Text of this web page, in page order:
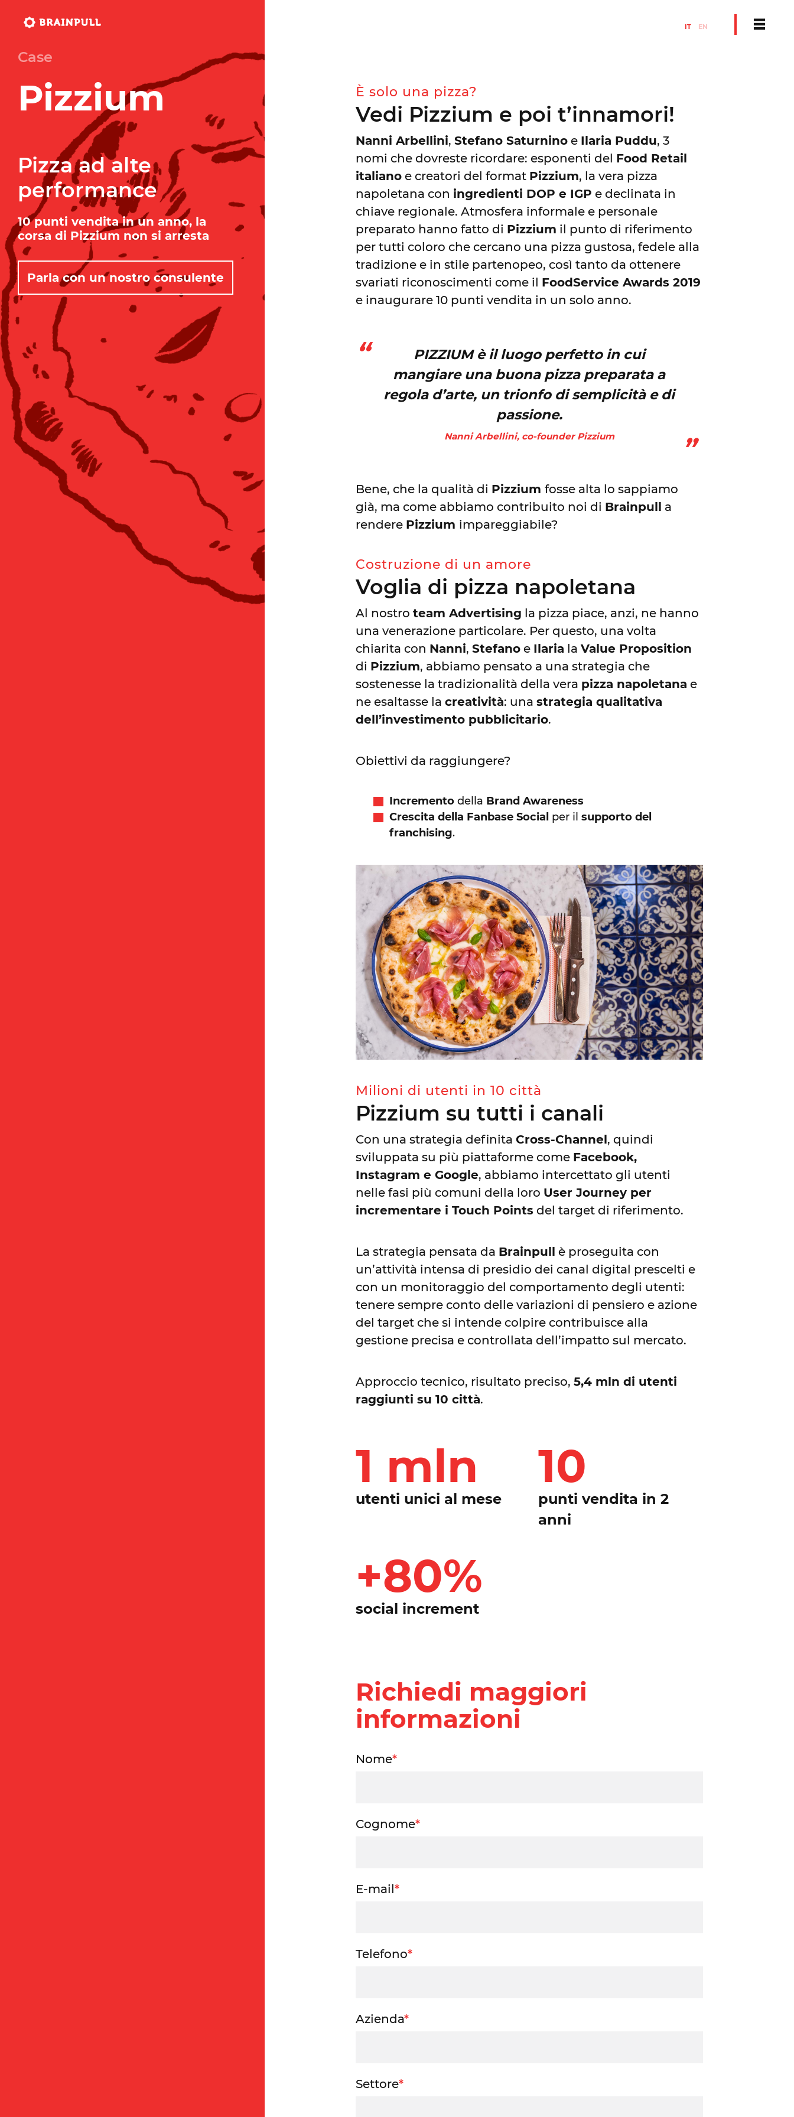
IT EN
Case
Pizzium
Pizza ad alte
performance
10 punti vendita in un anno, la
corsa di Pizzium non si arresta
Parla con un nostro consulente
È solo una pizza?
Vedi Pizzium e poi t’innamori!
Nanni Arbellini,Stefano Saturnino e Ilaria Puddu, 3
nomi che dovreste ricordare: esponenti del Food Retail
italiano e creatori del format Pizzium, la vera pizza
napoletana con ingredienti DOP e IGP e declinata in
chiave regionale. Atmosfera informale e personale
preparato hanno fatto di Pizzium il punto di riferimento
per tutti coloro che cercano una pizza gustosa, fedele alla
tradizione e in stile partenopeo, così tanto da ottenere
svariati riconoscimenti come il FoodService Awards 2019
e inaugurare 10 punti vendita in un solo anno.
PIZZIUM è il luogo perfetto in cui
mangiare una buona pizza preparata a
regola d’arte, un trionfo di semplicità e di
passione.
Nanni Arbellini, co-founder Pizzium
Bene, che la qualità di Pizziumfosse alta lo sappiamo
già, ma come abbiamo contribuito noi di Brainpull a
rendere Pizzium impareggiabile?
Costruzione di un amore
Voglia di pizza napoletana
Al nostroteam Advertising la pizza piace, anzi, ne hanno
una venerazione particolare. Per questo, una volta
chiarita con Nanni,Stefano e Ilaria laValue Proposition
di Pizzium, abbiamo pensato a una strategia che
sostenesse la tradizionalità della vera pizza napoletana e
ne esaltasse lacreatività: unastrategia qualitativa
dell’investimento pubblicitario.
Obiettivi da raggiungere?
Incremento della Brand Awareness
Crescita della Fanbase Social per ilsupporto del
franchising.
Milioni di utenti in 10 città
Pizzium su tutti i canali
Con una strategia definitaCross-Channel, quindi
sviluppata su più piattaforme come Facebook,
Instagram e Google, abbiamo intercettato gli utenti
nelle fasi più comuni della loro User Journey per
incrementare i Touch Points del target di riferimento.
La strategia pensata da Brainpull è proseguita con
un’attività intensa di presidio dei canal digital prescelti e
con un monitoraggio del comportamento degli utenti:
tenere sempre conto delle variazioni di pensiero e azione
del target che si intende colpire contribuisce alla
gestione precisa e controllata dell’impatto sul mercato.
Approccio tecnico, risultato preciso,5,4 mln di utenti
raggiunti su 10 città.
1 mln
utenti unici al mese
10
punti vendita in 2
anni
+80%
social increment
Richiedi maggiori
informazioni
Nome*
Cognome*
E-mail*
Telefono*
Azienda*
Settore*